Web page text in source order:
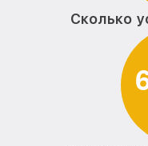
Сколько